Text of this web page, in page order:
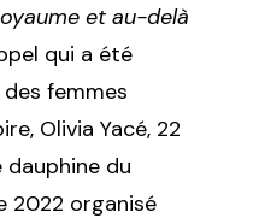
et au-delà
qui a été
femmes
Olivia Yacé, 22
dauphine du
2022 organisé